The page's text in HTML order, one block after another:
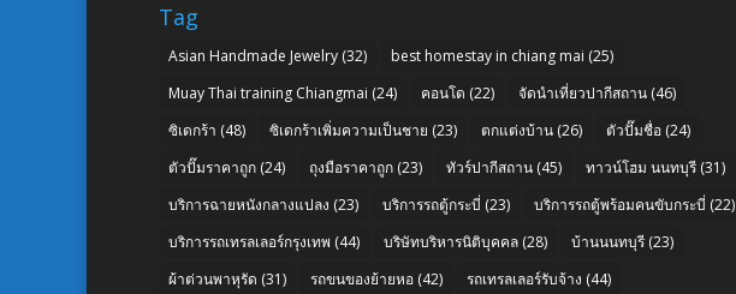
Tag
Asian Handmade Jewelry (32) best homestay in chiang mai (25)
Muay Thai training Chiangmai (24) คอนโด (22) จัดนำเที่ยวปากีสถาน (46)
ซิเดกร้า (48) ซิเดกร้าเพิ่มความเป็นชาย (23) ตกแต่งบ้าน (26) ตัวปั๊มชื่อ (24)
ตัวปั๊มราคาถูก (24) ถุงมือราคาถูก (23) ทัวร์ปากีสถาน (45) ทาวน์โฮม นนทบุรี (31)
บริการฉายหนังกลางแปลง (23) บริการรถตู้กระบี่ (23) บริการรถตู้พร้อมคนขับกระบี่ (22)
บริการรถเทรลเลอร์กรุงเทพ (44) บริษัทบริหารนิติบุคคล (28) บ้านนนทบุรี (23)
ผ้าต่วนพาหุรัด (31) รถขนของย้ายหอ (42) รถเทรลเลอร์รับจ้าง (44)